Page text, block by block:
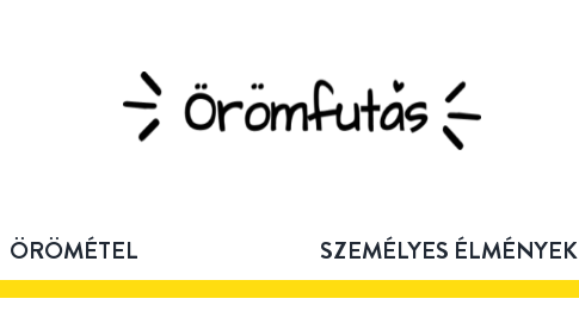
ÖRÖMÉTEL SZEMÉLYES ÉLMÉNYEK